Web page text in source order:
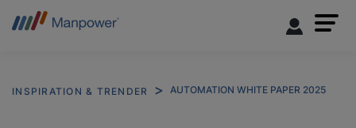
INSPIRATION & TRENDER AUTOMATION WHITE PAPER 2025